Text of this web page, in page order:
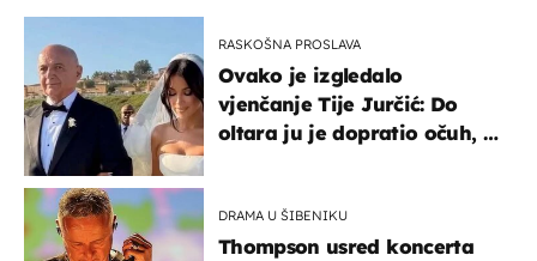
RASKOŠNA PROSLAVA
Ovako je izgledalo
vjenčanje Tije Jurčić: Do
oltara ju je dopratio očuh, a
DRAMA U ŠIBENIKU
Thompson usred koncerta